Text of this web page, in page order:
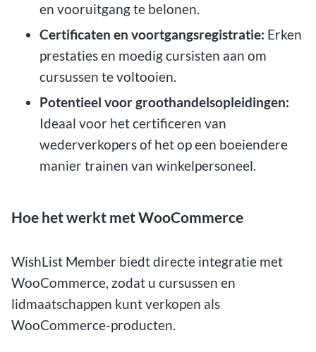
en vooruitgang te belonen.
Certificaten en voortgangsregistratie: Erken
prestaties en moedig cursisten aan om
cursussen te voltooien.
Potentieel voor groothandelsopleidingen:
Ideaal voor het certificeren van
wederverkopers of het op een boeiendere
manier trainen van winkelpersoneel.
Hoe het werkt met WooCommerce
WishList Member biedt directe integratie met
WooCommerce, zodat u cursussen en
lidmaatschappen kunt verkopen als
WooCommerce-producten.